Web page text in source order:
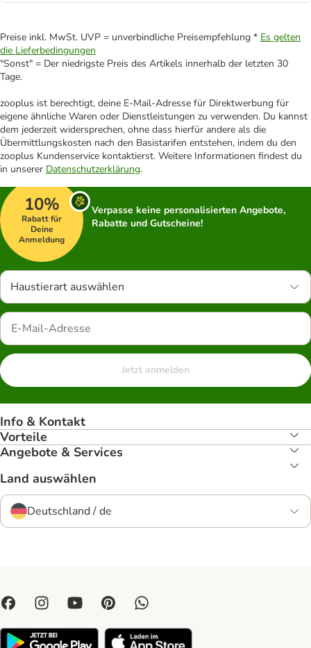
Preise inkl. MwSt. UVP = unverbindliche Preisempfehlung * Es gelten
die Lieferbedingungen
"Sonst" = Der niedrigste Preis des Artikels innerhalb der letzten 30
Tage.
zooplus ist berechtigt, deine E-Mail-Adresse für Direktwerbung für
eigene ähnliche Waren oder Dienstleistungen zu verwenden. Du kannst
dem jederzeit widersprechen, ohne dass hierfür andere als die
Übermittlungskosten nach den Basistarifen entstehen, indem du den
zooplus Kundenservice kontaktierst. Weitere Informationen findest du
in unserer Datenschutzerklärung.
10%
Rabatt für
Deine
Anmeldung
Verpasse keine personalisierten Angebote,
Rabatte und Gutscheine!
Haustierart auswählen
Jetzt anmelden
Info & Kontakt
Vorteile
Angebote & Services
Land auswählen
Deutschland / de